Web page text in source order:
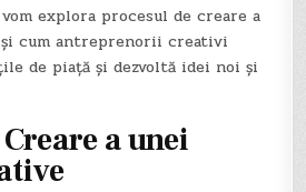
explora procesul de creare a
cum antreprenorii creativi
de piață și dezvoltă idei noi și
a unei